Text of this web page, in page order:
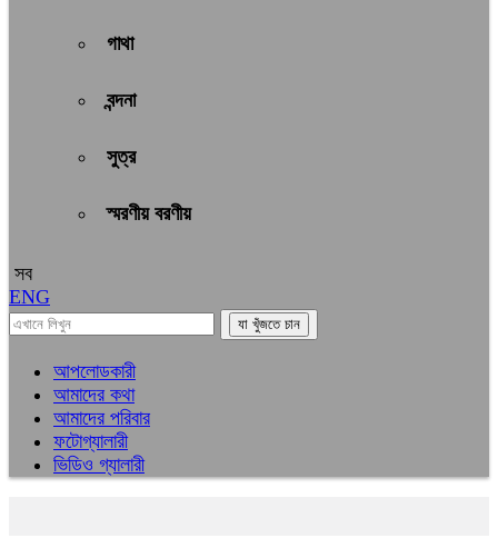
গাথা
বন্দনা
সুত্র
স্মরণীয় বরণীয়
সব
ENG
আপলোডকারী
আমাদের কথা
আমাদের পরিবার
ফটোগ্যালারী
ভিডিও গ্যালারী